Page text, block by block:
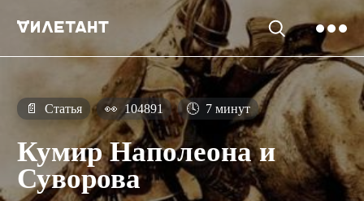
📄 Статья 👀 104891 🕓 7 минут
Кумир Наполеона и
Суворова